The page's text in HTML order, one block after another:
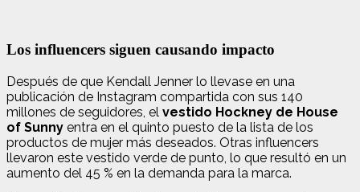
Los influencers siguen causando impacto
Después de que Kendall Jenner lo llevase en una
publicación de Instagram compartida con sus 140
millones de seguidores, el vestido Hockney de House
of Sunny entra en el quinto puesto de la lista de los
productos de mujer más deseados. Otras influencers
llevaron este vestido verde de punto, lo que resultó en un
aumento del 45 % en la demanda para la marca.